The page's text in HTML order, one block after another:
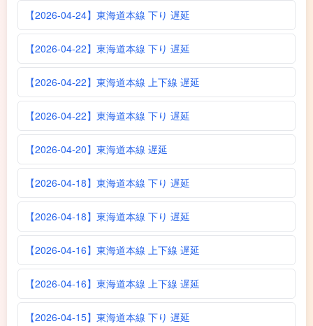
【2026-04-24】東海道本線 下り 遅延
【2026-04-22】東海道本線 下り 遅延
【2026-04-22】東海道本線 上下線 遅延
【2026-04-22】東海道本線 下り 遅延
【2026-04-20】東海道本線 遅延
【2026-04-18】東海道本線 下り 遅延
【2026-04-18】東海道本線 下り 遅延
【2026-04-16】東海道本線 上下線 遅延
【2026-04-16】東海道本線 上下線 遅延
【2026-04-15】東海道本線 下り 遅延